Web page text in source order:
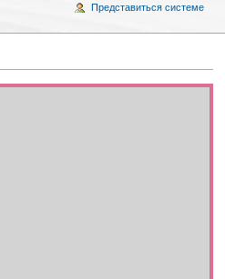
Представиться системе